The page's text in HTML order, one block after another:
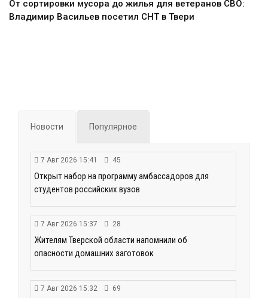
От сортировки мусора до жилья для ветеранов СВО:
Владимир Васильев посетил СНТ в Твери
Новости Популярное
7 Авг 2026 15:41 45
Открыт набор на программу амбассадоров для
студентов российских вузов
7 Авг 2026 15:37 28
Жителям Тверской области напомнили об
опасности домашних заготовок
7 Авг 2026 15:32 69